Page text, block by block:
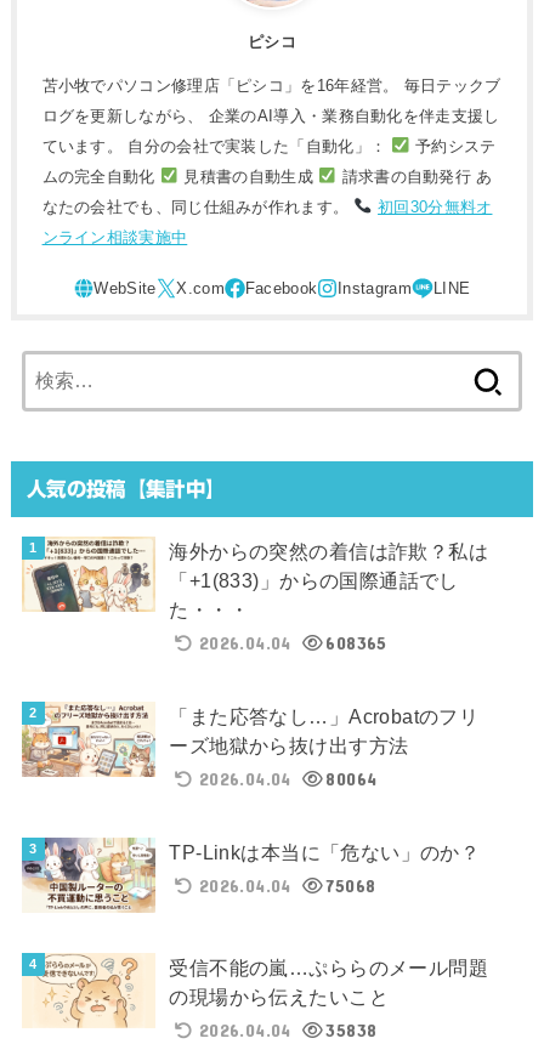
ピシコ
苫小牧でパソコン修理店「ピシコ」を16年経営。 毎日テックブ
ログを更新しながら、 企業のAI導入・業務自動化を伴走支援し
ています。 自分の会社で実装した「自動化」：
予約システ
ムの完全自動化
見積書の自動生成
請求書の自動発行 あ
なたの会社でも、同じ仕組みが作れます。
初回30分無料オ
ンライン相談実施中
索:
人気の投稿【集計中】
海外からの突然の着信は詐欺？私は
「+1(833)」からの国際通話でし
た・・・
2026.04.04
608365
「また応答なし…」Acrobatのフリ
ーズ地獄から抜け出す方法
2026.04.04
80064
TP-Linkは本当に「危ない」のか？
2026.04.04
75068
受信不能の嵐…ぷららのメール問題
の現場から伝えたいこと
2026.04.04
35838